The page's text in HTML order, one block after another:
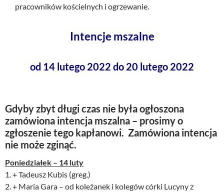
pracowników kościelnych i ogrzewanie.
Intencje mszalne
od 14 lutego 2022 do 20 lutego 2022
Gdyby zbyt długi czas nie była ogłoszona
zamówiona intencja mszalna – prosimy o
zgłoszenie tego kapłanowi. Zamówiona intencja
nie może zginąć.
Poniedziałek – 14 luty
1. + Tadeusz Kubis (greg.)
2. + Maria Gara – od koleżanek i kolegów córki Lucyny z